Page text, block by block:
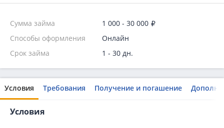
Сумма займа
1 000 - 30 000
Способы оформления
Онлайн
Срок займа
1 - 30 дн.
Условия Требования Получение и погашение
Условия